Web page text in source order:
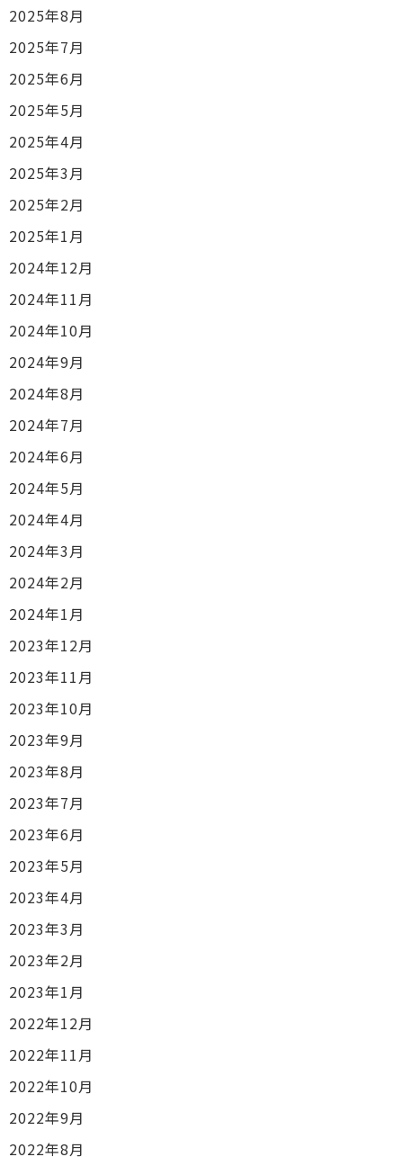
2025年8月
2025年7月
2025年6月
2025年5月
2025年4月
2025年3月
2025年2月
2025年1月
2024年12月
2024年11月
2024年10月
2024年9月
2024年8月
2024年7月
2024年6月
2024年5月
2024年4月
2024年3月
2024年2月
2024年1月
2023年12月
2023年11月
2023年10月
2023年9月
2023年8月
2023年7月
2023年6月
2023年5月
2023年4月
2023年3月
2023年2月
2023年1月
2022年12月
2022年11月
2022年10月
2022年9月
2022年8月